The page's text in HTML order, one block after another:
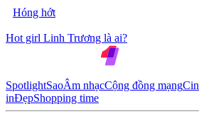
Hóng hớt
Hot girl Linh Trương là ai?
SpotlightSaoÂm nhạcCộng đồng mạng
inĐẹpShopping time